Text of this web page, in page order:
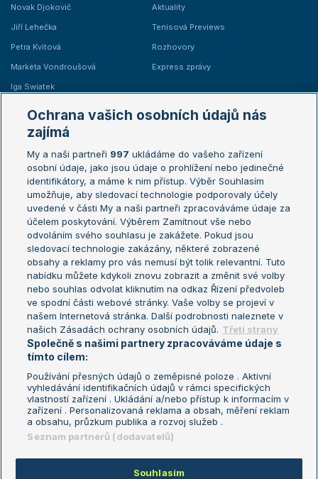
Novak Djokovič
Jiří Lehečka
Petra Kvitová
Markéta Vondroušová
Iga Swiatek
Aktuality
Tenisová Previews
Rozhovory
Express zprávy
Žebříčky
Žebříček ATP (muži)
Žebříček WTA (ženy)
Sázkařský žebříček
Australian Open
French Open
Wimbledon
US Open
Turnaj mistrů
Turnaj mistryň
Aktualní trendy
Fotbalové přestupy
Livesport Daily
LS Prague Open
Podmínky užití
Nastavení soukromí
GDPR a žurnalistika
Reklama
Kontakt
Informace o zpracování osobních
údajů
Ochrana vašich osobních údajů nás
zajímá
My a naši partneři 997 ukládáme do vašeho zařízení
osobní údaje, jako jsou údaje o prohlížení nebo jedinečné
identifikátory, a máme k nim přístup. Výběr Souhlasím
umožňuje, aby sledovací technologie podporovaly účely
uvedené v části My a naši partneři zpracováváme údaje za
účelem poskytování. Výběrem Zamítnout vše nebo
odvoláním svého souhlasu je zakážete. Pokud jsou
sledovací technologie zakázány, některé zobrazené
obsahy a reklamy pro vás nemusí být tolik relevantní. Tuto
nabídku můžete kdykoli znovu zobrazit a změnit své volby
nebo souhlas odvolat kliknutím na odkaz Řízení předvoleb
ve spodní části webové stránky. Vaše volby se projeví v
našem Internetová stránka. Další podrobnosti naleznete v
našich Zásadách ochrany osobních údajů. Třetí strany
Společně s našimi partnery zpracováváme údaje s
tímto cílem:
Používání přesných údajů o zeměpisné poloze . Aktivní
vyhledávání identifikačních údajů v rámci specifických
vlastností zařízení . Ukládání a/nebo přístup k informacím v
zařízení . Personalizovaná reklama a obsah, měření reklam
a obsahu, průzkum publika a rozvoj služeb .
Seznam partnerů (dodavatelů)
Souhlasím